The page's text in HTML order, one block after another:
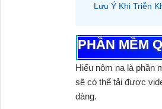
Lưu Ý Khi Triễn
PHẦN MỀM
Hiểu nôm na là phần
sẽ có thể tải được
dàng.